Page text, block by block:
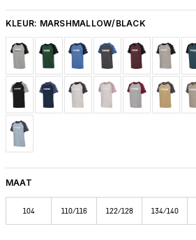
KLEUR: MARSHMALLOW/BLACK
MAAT
104 110/116 122/128 134/140